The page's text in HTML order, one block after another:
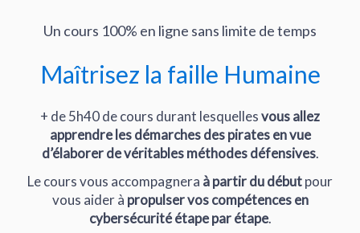
Un cours 100% en ligne sans limite de temps
Maîtrisez la faille Humaine
+ de 5h40 de cours durant lesquellesvous allez
apprendre les démarches des pirates en vue
d’élaborer de véritables méthodes défensives.
Le cours vous accompagnera à partir du débutpour
vous aider à propulser vos compétences en
cybersécurité étape par étape.